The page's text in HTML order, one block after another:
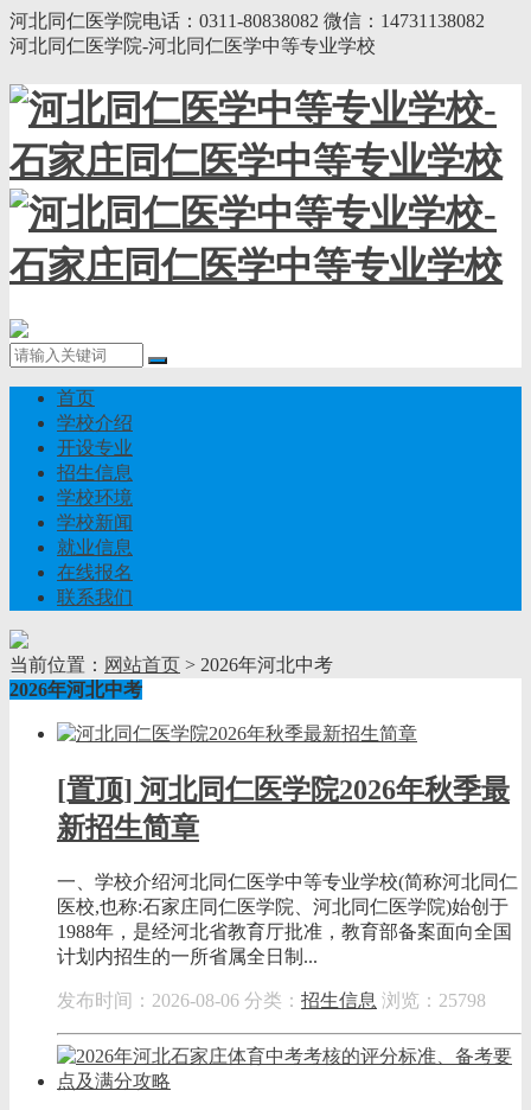
河北同仁医学院电话：0311-80838082 微信：14731138082
河北同仁医学院-河北同仁医学中等专业学校
首页
学校介绍
开设专业
招生信息
学校环境
学校新闻
就业信息
在线报名
联系我们
当前位置： 网站首页 > 2026年河北中考
2026年河北中考
[置顶] 河北同仁医学院2026年秋季最
新招生简章
一、学校介绍河北同仁医学中等专业学校(简称河北同仁
医校,也称:石家庄同仁医学院、河北同仁医学院)始创于
1988年，是经河北省教育厅批准，教育部备案面向全国
计划内招生的一所省属全日制...
发布时间：2026-08-06 分类： 招生信息 浏览：25798